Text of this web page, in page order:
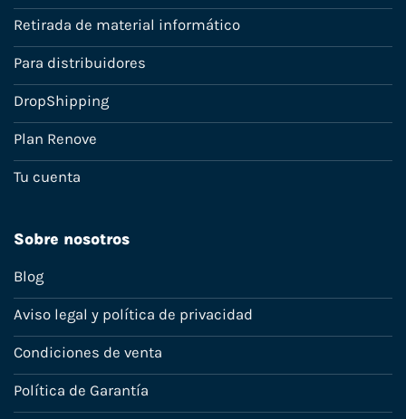
Retirada de material informático
Para distribuidores
DropShipping
Plan Renove
Tu cuenta
Sobre nosotros
Blog
Aviso legal y política de privacidad
Condiciones de venta
Política de Garantía